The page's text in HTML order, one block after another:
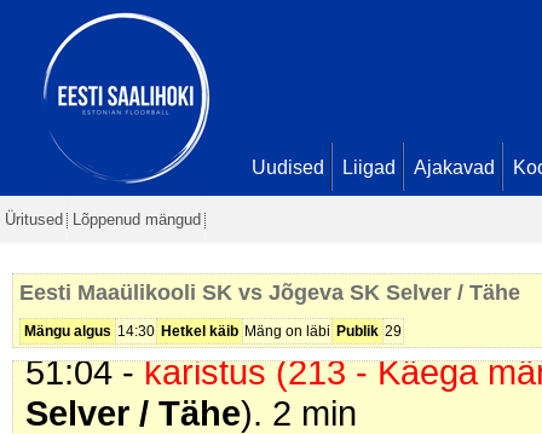
Uudised Liigad Ajakavad
Üritused Lõppenud mängud
Eesti Maaülikooli SK vs Jõgeva SK Selver / Tähe
Mängu algus 14:30 Hetkel käib Mäng on läbi Publik 29
42:53 -
karistus (217 - Korduvad
Selver / Tähe
43:44 -värav
Kerna. Seis
7 - 2
44:07 -karistus (202 - Kepi
45:10 -värav. Marii Kangur (
Malmström. Seis8 - 2
51:04 -karistus (213 - Käega
Selver / Tähe). 2 min